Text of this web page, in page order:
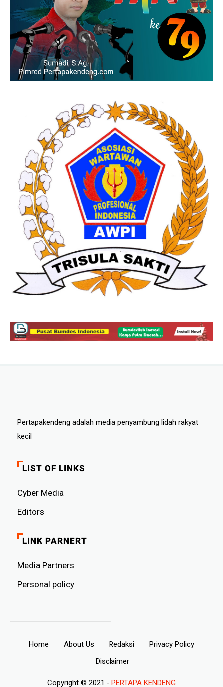
Pertapakendeng adalah media penyambung lidah rakyat
kecil
LIST OF LINKS
Cyber ​​Media
Editors
LINK PARNERT
Media Partners
Personal policy
Home About Us Redaksi
Privacy Policy
Disclaimer
Copyright © 2021 - PERTAPA KENDENG